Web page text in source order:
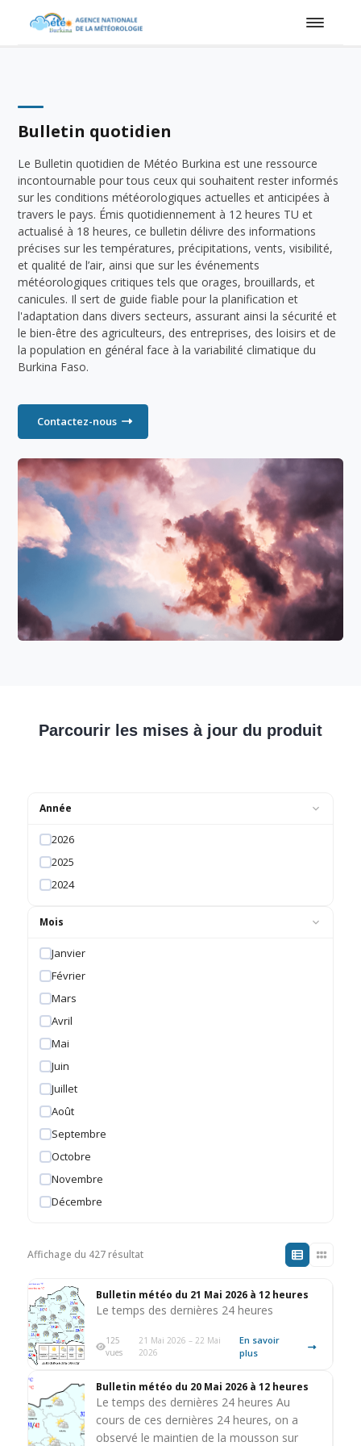
Bulletin quotidien
Le Bulletin quotidien de Météo Burkina est une ressource
incontournable pour tous ceux qui souhaitent rester informés
sur les conditions météorologiques actuelles et anticipées à
travers le pays. Émis quotidiennement à 12 heures TU et
actualisé à 18 heures, ce bulletin délivre des informations
précises sur les températures, précipitations, vents, visibilité,
et qualité de l’air, ainsi que sur les événements
météorologiques critiques tels que orages, brouillards, et
canicules. Il sert de guide fiable pour la planification et
l'adaptation dans divers secteurs, assurant ainsi la sécurité et
le bien-être des agriculteurs, des entreprises, des loisirs et de
la population en général face à la variabilité climatique du
Burkina Faso.
Contactez-nous
Parcourir les mises à jour du produit
Année
2026
2025
2024
Mois
Janvier
Février
Mars
Avril
Mai
Juin
Juillet
Août
Septembre
Octobre
Novembre
Décembre
Affichage du 427 résultat
Bulletin météo du 21 Mai 2026 à 12 heures
Le temps des dernières 24 heures
125
vues
21 Mai 2026 – 22 Mai
2026
En savoir
plus
Bulletin météo du 20 Mai 2026 à 12 heures
Le temps des dernières 24 heures Au
cours de ces dernières 24 heures, on a
observé le maintien de la mousson sur